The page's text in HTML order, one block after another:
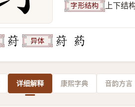
字形结构 上下结
异体
详细解释 康熙字典 音韵方言